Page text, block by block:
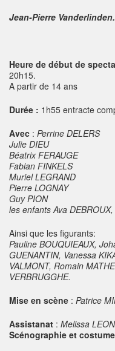
Jean-Pierre Vanderlinden.
Heure de début de
20h15.
A partir de 14 ans
Durée : 1h55 entracte
Avec : Perrine DELERS
Julie DIEU
Béatrix FERAUGE
Fabian FINKELS
Muriel LEGRAND
Pierre LOGNAY
Guy PION
les enfants Ava
Ainsi que les figurants:
Pauline BOUQUIEAUX,
GUENANTIN, Vanessa
VALMONT, Romain
VERBRUGGHE.
Mise en scène : Patrice
Assistanat : Melissa
Scénographie et